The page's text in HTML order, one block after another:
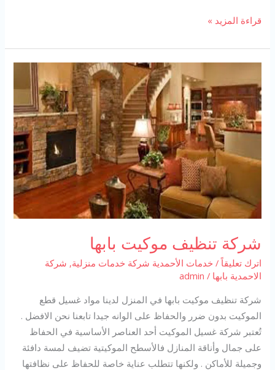
شركة
كنب
قراءة المزيد »
شركة تنظيف موكيت بابها
اترك تعليقاً / خدمات الأحمدية شركة خدمات منزلية, شركة
الاحمدية بابها /
admin
شركة تنظيف موكيت بابها في المنزل لدينا مواد غسيل قطع
الموكيت بدون ضرر والحفاظ على الوانه جيدا تابعنا نحن الافضل .
تُعتبر شركة غسيل الموكيت أحد العناصر الأساسية في الحفاظ
على جمال وأناقة المنازل فالأسطح الموكيتية تضيف لمسة دافئة
وجميلة للأماكن . ولكنها تتطلب عناية خاصة للحفاظ على نظافتها